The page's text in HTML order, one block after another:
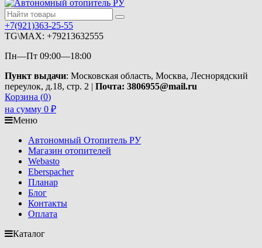
+7(921)363-25-55
TG\MAX: +79213632555
Пн—Пт 09:00—18:00
Пункт выдачи: Московская область, Москва, Леснорядский
переулок, д.18, стр. 2 | Почта: 3806955@mail.ru
Корзина (0)
на сумму 0 ₽
Меню
Автономный Отопитель РУ
Магазин отопителей
Webasto
Eberspacher
Планар
Блог
Контакты
Оплата
Каталог